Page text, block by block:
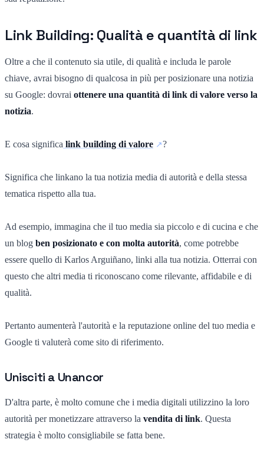
Link Building: Qualità e quantità di link
Oltre a che il contenuto sia utile, di qualità e includa le parole
chiave, avrai bisogno di qualcosa in più per posizionare una notizia
su Google: dovrai ottenere una quantità di link di valore verso la
notizia.
E cosa significa link building di valore ?
Significa che linkano la tua notizia media di autorità e della stessa
tematica rispetto alla tua.
Ad esempio, immagina che il tuo media sia piccolo e di cucina e che
un blog ben posizionato e con molta autorità, come potrebbe
essere quello di Karlos Arguiñano, linki alla tua notizia. Otterrai con
questo che altri media ti riconoscano come rilevante, affidabile e di
qualità.
Pertanto aumenterà l'autorità e la reputazione online del tuo media e
Google ti valuterà come sito di riferimento.
Unisciti a Unancor
D'altra parte, è molto comune che i media digitali utilizzino la loro
autorità per monetizzare attraverso la vendita di link. Questa
strategia è molto consigliabile se fatta bene.